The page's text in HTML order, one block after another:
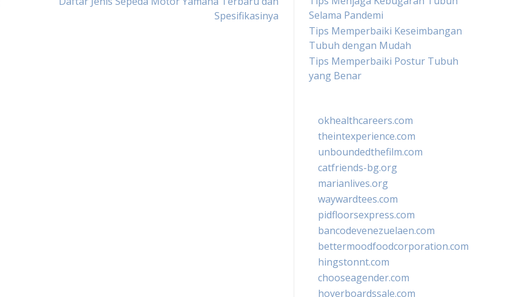
Spesifikasinya
Selama Pandemi
Tips Memperbaiki Keseimbangan
Tubuh dengan Mudah
Tips Memperbaiki Postur Tubuh
yang Benar
okhealthcareers.com
theintexperience.com
unboundedthefilm.com
catfriends-bg.org
marianlives.org
waywardtees.com
pidfloorsexpress.com
bancodevenezuelaen.com
bettermoodfoodcorporation.com
hingstonnt.com
chooseagender.com
hoverboardssale.com